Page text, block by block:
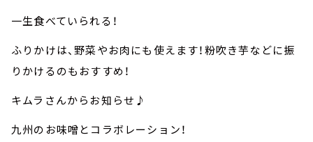
一生食べていられる！
ふりかけは、野菜やお肉にも使えます！粉吹き芋などに振
りかけるのもおすすめ！
キムラさんからお知らせ♪
九州のお味噌とコラボレーション！